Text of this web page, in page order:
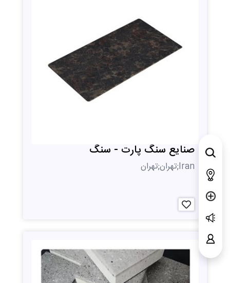
صنایع سنگ پارت - سنگ
Iran;تهران;تهران